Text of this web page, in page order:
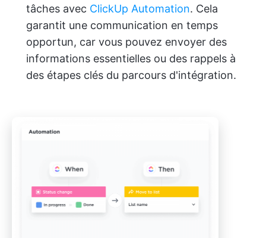
tâches avec ClickUp Automation. Cela
garantit une communication en temps
opportun, car vous pouvez envoyer des
informations essentielles ou des rappels à
des étapes clés du parcours d'intégration.